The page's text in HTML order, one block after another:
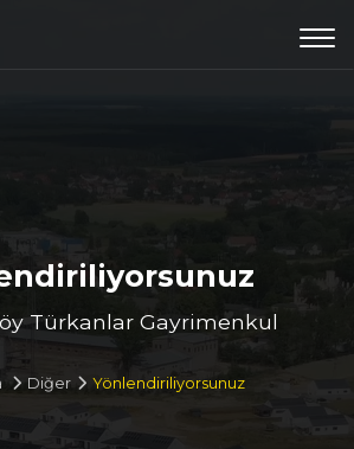
Türkanlar Gayrimenkul
Diğer Yönlendiriliyorsunuz